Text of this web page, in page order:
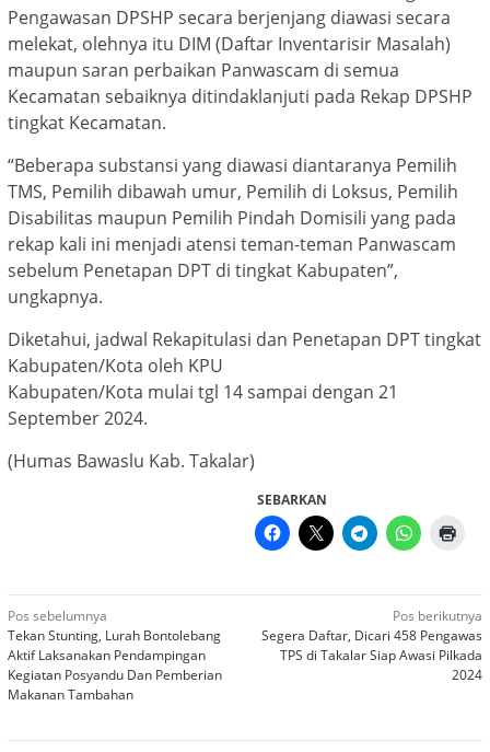
Pengawasan DPSHP secara berjenjang diawasi secara
melekat, olehnya itu DIM (Daftar Inventarisir Masalah)
maupun saran perbaikan Panwascam di semua
Kecamatan sebaiknya ditindaklanjuti pada Rekap DPSHP
tingkat Kecamatan.
“Beberapa substansi yang diawasi diantaranya Pemilih
TMS, Pemilih dibawah umur, Pemilih di Loksus, Pemilih
Disabilitas maupun Pemilih Pindah Domisili yang pada
rekap kali ini menjadi atensi teman-teman Panwascam
sebelum Penetapan DPT di tingkat Kabupaten”,
ungkapnya.
Diketahui, jadwal Rekapitulasi dan Penetapan DPT tingkat
Kabupaten/Kota oleh KPU
Kabupaten/Kota mulai tgl 14 sampai dengan 21
September 2024.
(Humas Bawaslu Kab. Takalar)
SEBARKAN
Navigasi
pos
Pos sebelumnya
Tekan Stunting, Lurah Bontolebang
Aktif Laksanakan Pendampingan
Kegiatan Posyandu Dan Pemberian
Makanan Tambahan
Pos berikutnya
Segera Daftar, Dicari 458 Pengawas
TPS di Takalar Siap Awasi Pilkada
2024